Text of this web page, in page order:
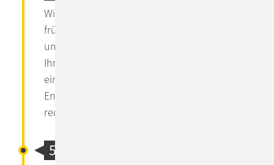
Wir nutzen Prototyping, um von Ihnen
frühzeitig wertvolles Feedback zu erhalten
und neue Konzepte validieren zu können.
Ihre Erfahrungen fließen in das UI & UX Design
ein. Änderungsrisiken und
Entwicklungskosten werden dadurch
reduziert.
5. Development